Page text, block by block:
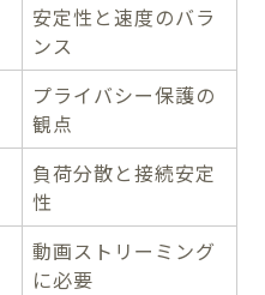
安定性と速度のバラ
ンス
プライバシー保護の
観点
負荷分散と接続安定
性
動画ストリーミング
に必要